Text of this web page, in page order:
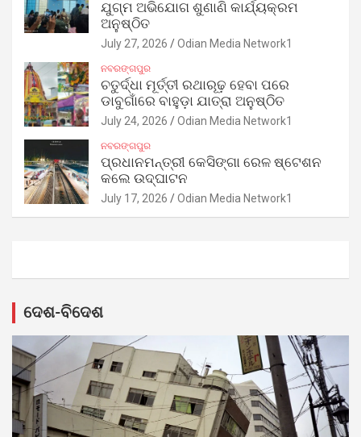
ଯୁଗ୍ମ ଅଭିଯୋଗ ଶୁଣାଣି କାର୍ଯ୍ୟକ୍ରମ
ଅନୁଷ୍ଠିତ
July 27, 2026 Odian Media Network1
ନବରଙ୍ଗପୁର
ଚତୁର୍ଦ୍ଧା ମୂର୍ତ୍ତୀ ରଥାରୂଢ଼ ହେବା ପରେ
ଡାବୁଗାଁରେ ବାହୁଡ଼ା ଯାତ୍ରା ଅନୁଷ୍ଠିତ
July 24, 2026 Odian Media Network1
ନବରଙ୍ଗପୁର
ପ୍ରଧାନମନ୍ତ୍ରୀ କେସିଙ୍ଗା ରେଳ ଷ୍ଟେଶନ
କଲେ ଉଦ୍‌ଘାଟନ
July 17, 2026 Odian Media Network1
ଦେଶ-ବିଦେଶ